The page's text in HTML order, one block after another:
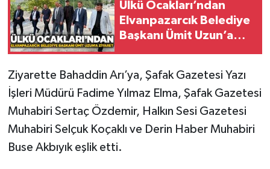
Ülkü Ocakları’ndan
Elvanpazarcık Belediye
Başkanı Ümit Uzun’a
Ziyarette Bahaddin Arı’ya, Şafak Gazetesi Yazı
İşleri Müdürü Fadime Yılmaz Elma, Şafak Gazetesi
Muhabiri Sertaç Özdemir, Halkın Sesi Gazetesi
Muhabiri Selçuk Koçaklı ve Derin Haber Muhabiri
Buse Akbıyık eşlik etti.
Kültür - Sanat
MAGAZİN
Resmi İlan
Röportaj
Sağlık